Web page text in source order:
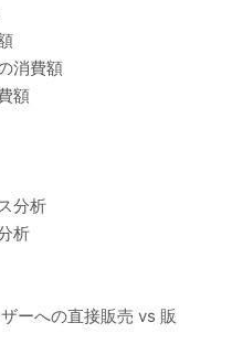
消費額
額
分析
析
ーへの直接販売 vs 販